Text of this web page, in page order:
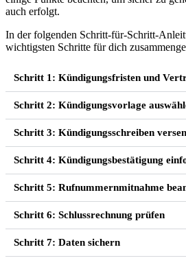
auch erfolgt.
In der folgenden Schritt-für-Schritt-
wichtigsten Schritte für dich
Schritt 1: Kündigungsfristen und
Schritt 2: Kündigungsvorlage
Schritt 3: Kündigungsschreiben
Schritt 4: Kündigungsbestätigung
Schritt 5: Rufnummernmitnahme
Schritt 6: Schlussrechnung prüfen
Schritt 7: Daten sichern